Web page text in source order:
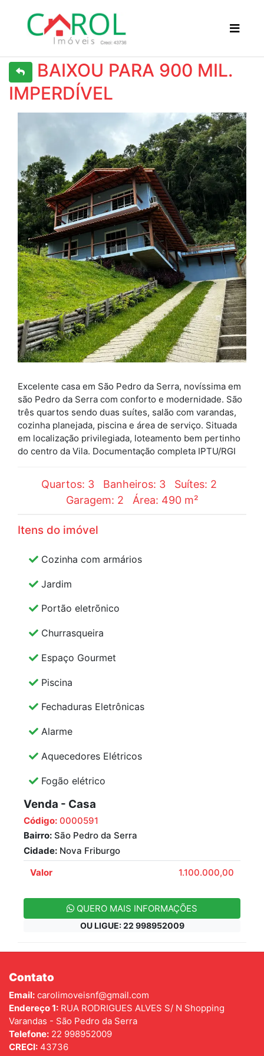
BAIXOU PARA 900 MIL.
IMPERDÍVEL
Previous Next
Excelente casa em São Pedro da Serra, novíssima em
são Pedro da Serra com conforto e modernidade. São
três quartos sendo duas suítes, salão com varandas,
cozinha planejada, piscina e área de serviço. Situada
em localização privilegiada, loteamento bem pertinho
do centro da Vila. Documentação completa IPTU/RGI
Quartos: 3 Banheiros: 3 Suítes: 2
Garagem: 2 Área: 490 m²
Itens do imóvel
Cozinha com armários
Jardim
Portão eletrõnico
Churrasqueira
Espaço Gourmet
Piscina
Fechaduras Eletrônicas
Alarme
Aquecedores Elétricos
Fogão elétrico
Venda - Casa
Código: 0000591
Bairro: São Pedro da Serra
Cidade: Nova Friburgo
Valor
1.100.000,00
QUERO MAIS INFORMAÇÕES
OU LIGUE: 22 998952009
Contato
Email: carolimoveisnf@gmail.com
Endereço 1: RUA RODRIGUES ALVES S/ N Shopping
Varandas - São Pedro da Serra
Telefone: 22 998952009
CRECI: 43736